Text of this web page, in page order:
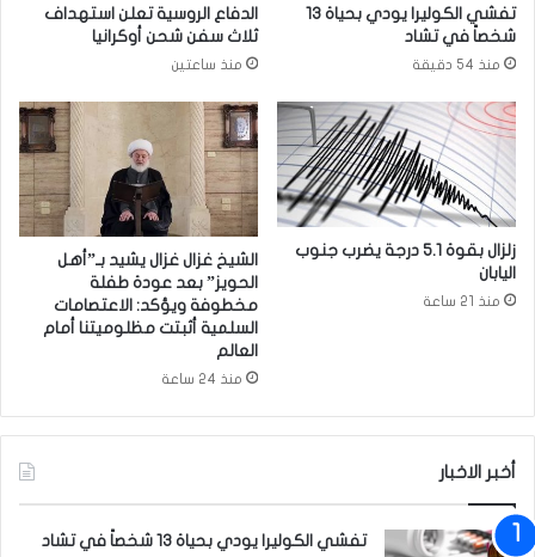
"ق
ن
ي
ش
ر
إ
ل
ى
أ
م
ن
ة
تفشي الكوليرا يودي بحياة 13
شخصاً في تشاد
منذ 54 دقيقة
الدفاع الروسية تعلن استهداف
ثلاث سفن شحن أوكرانيا
منذ ساعتين
زلزال بقوة 5.1 درجة يضرب جنوب
اليابان
منذ 21 ساعة
الشيخ غزال غزال يشيد بـ”أهل
الحويز” بعد عودة طفلة
مخطوفة ويؤكد: الاعتصامات
السلمية أثبتت مظلوميتنا أمام
العالم
منذ 24 ساعة
أخبر الاخبار
تفشي الكوليرا يودي بحياة 13 شخصاً في تشاد